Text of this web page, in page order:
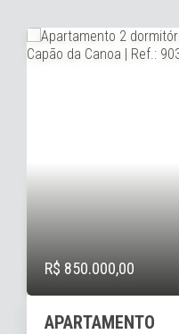
R$ 780.000,00
APARTAMENTO